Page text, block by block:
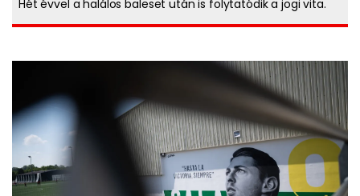
Hét évvel a halálos baleset után is folytatódik a jogi vita.